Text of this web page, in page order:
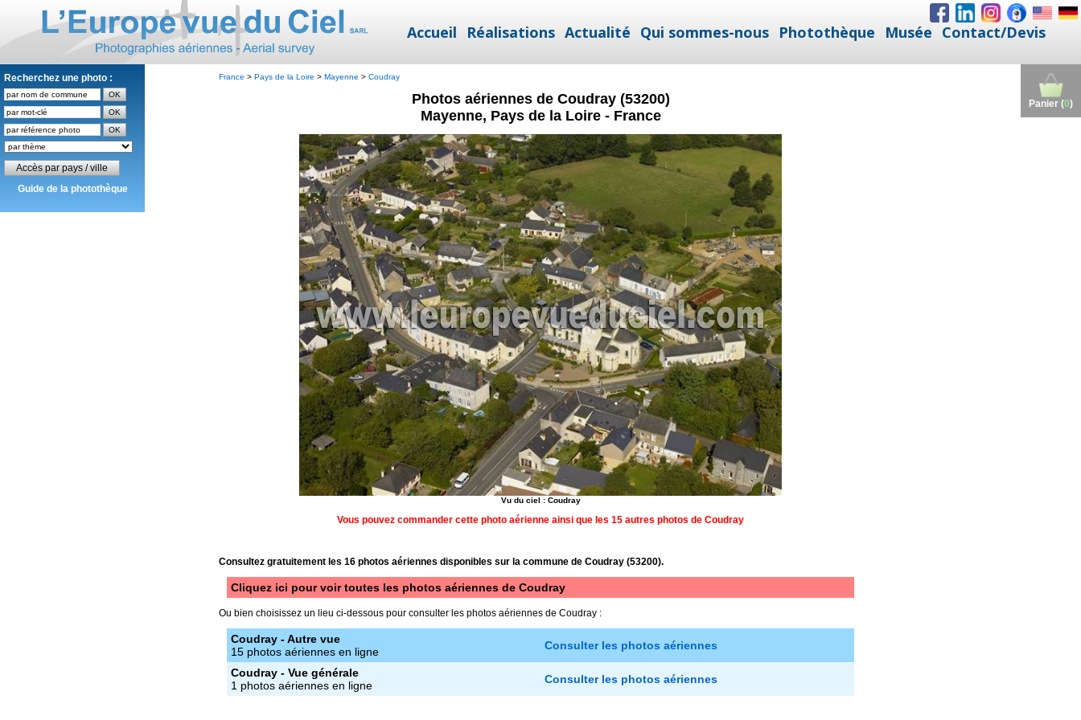
Accueil Réalisations Actualité Qui sommes-nous Photothèque Musée Contact/Devis